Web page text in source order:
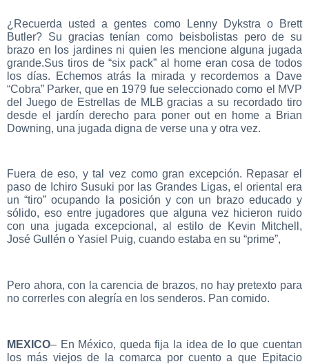
¿Recuerda usted a gentes como Lenny Dykstra o Brett
Butler? Su gracias tenían como beisbolistas pero de su
brazo en los jardines ni quien les mencione alguna jugada
grande.Sus tiros de “six pack” al home eran cosa de todos
los días. Echemos atrás la mirada y recordemos a Dave
“Cobra” Parker, que en 1979 fue seleccionado como el MVP
del Juego de Estrellas de MLB gracias a su recordado tiro
desde el jardín derecho para poner out en home a Brian
Downing, una jugada digna de verse una y otra vez.
Fuera de eso, y tal vez como gran excepción. Repasar el
paso de Ichiro Susuki por las Grandes Ligas, el oriental era
un “tiro” ocupando la posición y con un brazo educado y
sólido, eso entre jugadores que alguna vez hicieron ruido
con una jugada excepcional, al estilo de Kevin Mitchell,
José Gullén o Yasiel Puig, cuando estaba en su “prime”,
Pero ahora, con la carencia de brazos, no hay pretexto para
no correrles con alegría en los senderos. Pan comido.
MEXICO– En México, queda fija la idea de lo que cuentan
los más viejos de la comarca por cuento a que Epitacio